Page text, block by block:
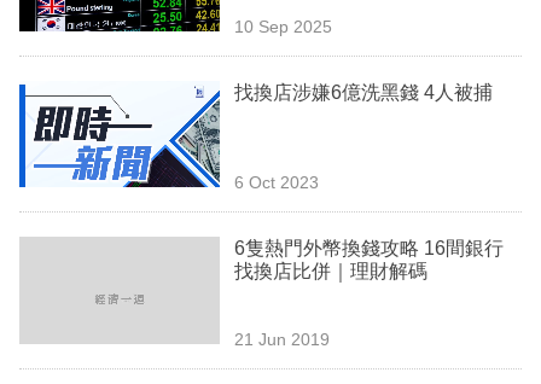
理
業
科
技
生
10 Sep 2025
找換店涉嫌6億洗黑錢 4人被捕
6 Oct 2023
6隻熱門外幣換錢攻略 16間銀行
找換店比併｜理財解碼
21 Jun 2019